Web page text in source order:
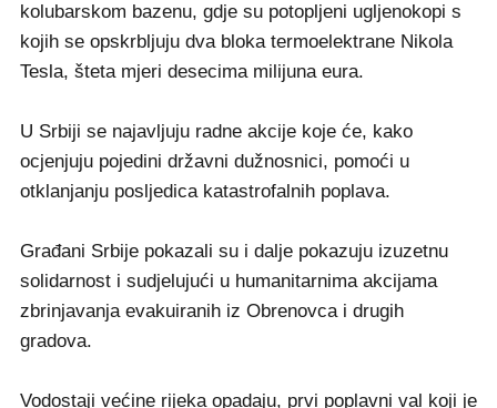
kolubarskom bazenu, gdje su potopljeni ugljenokopi s
kojih se opskrbljuju dva bloka termoelektrane Nikola
Tesla, šteta mjeri desecima milijuna eura.
U Srbiji se najavljuju radne akcije koje će, kako
ocjenjuju pojedini državni dužnosnici, pomoći u
otklanjanju posljedica katastrofalnih poplava.
Građani Srbije pokazali su i dalje pokazuju izuzetnu
solidarnost i sudjelujući u humanitarnima akcijama
zbrinjavanja evakuiranih iz Obrenovca i drugih
gradova.
Vodostaji većine rijeka opadaju, prvi poplavni val koji je